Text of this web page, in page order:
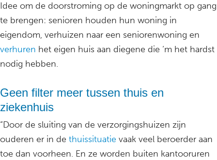
Idee om de doorstroming op de woningmarkt op gang
te brengen: senioren houden hun woning in
eigendom, verhuizen naar een seniorenwoning en
verhuren het eigen huis aan diegene die ‘m het hardst
nodig hebben.
Geen filter meer tussen thuis en
ziekenhuis
“Door de sluiting van de verzorgingshuizen zijn
ouderen er in de thuissituatie vaak veel beroerder aan
toe dan voorheen. En ze worden buiten kantooruren